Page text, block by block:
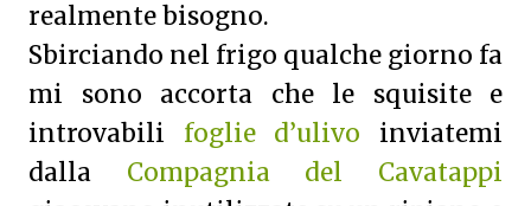
realmente bisogno.
Sbirciando nel frigo qualche giorno fa
mi sono accorta che le squisite e
introvabili foglie d’ulivo inviatemi
dalla Compagnia del Cavatappi